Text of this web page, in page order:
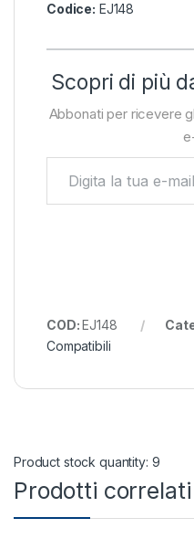
Codice: EJ148
Scopri di più
Abbonati per ricevere
COD:EJ148
Compatibili
Product stock quantity: 9
Prodotti correlati